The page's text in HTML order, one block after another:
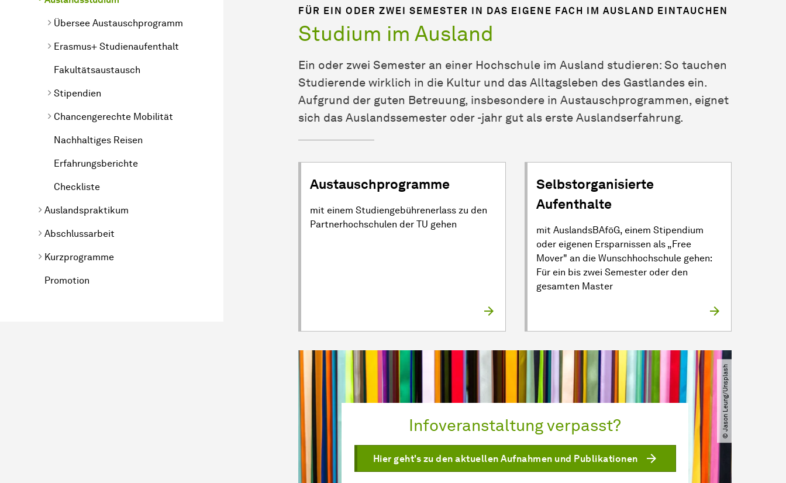
Übersee Austauschprogramm
Erasmus+ Studienaufenthalt
Fakultätsaustausch
Stipendien
Chancengerechte Mobilität
Nachhaltiges Reisen
Erfahrungsberichte
Checkliste
Auslandspraktikum
Abschlussarbeit
Kurzprogramme
Promotion
FÜR EIN ODER ZWEI SEMESTER IN DAS EIGENE FACH IM AUSLAND EINTAUCHEN
Studium im Ausland
Ein oder zwei Semester an einer Hochschule im Ausland studieren: So tauchen
Studierende wirklich in die Kultur und das Alltagsleben des Gastlandes ein.
Aufgrund der guten Betreuung, insbesondere in Austauschprogrammen, eignet
sich das Auslandssemester oder -jahr gut als erste Auslandserfahrung.
Austauschprogramme
mit einem Studiengebührenerlass zu den
Partnerhochschulen der TU gehen
Selbstorganisierte
Aufenthalte
mit AuslandsBAföG, einem Stipendium
oder eigenen Ersparnissen als „Free
Mover" an die Wunschhochschule gehen:
Für ein bis zwei Semester oder den
gesamten Master
Infoveranstaltung verpasst?
Hier geht's zu den aktuellen Aufnahmen und Publikationen
© Jason Leung​/​Unsplash